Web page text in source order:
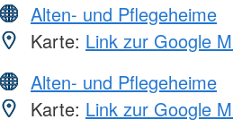
Alten- und Pflegeheime
Karte: Link zur Google
Alten- und Pflegeheime
Karte: Link zur Google